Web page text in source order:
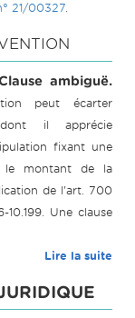
21/00327.
ambiguë.
peut écarter
il apprécie
fixant une
le montant de la
de l'art. 700
Une clause
Lire la suite